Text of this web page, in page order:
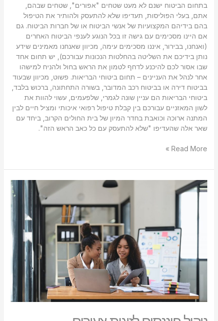
בתחום הביטוח ישנם לא מעט שטחים "אפורים", שטחים שבהם,
אתם, בעלי הפוליסות, תעדיפו שלא להתעסק ולהותיר את הטיפול
בהם בידיהם המקצועיות של אנשי הביטוח או של חברות הביטוח. גם
אם היינו מסכימים עם גישה זו בכל הנוגע לענפי הביטוח האחרים
(ואנחנו, בבירור, איננו מסכימים עימה, מכיוון שאנחנו מאמינים שידע
נותן בידיכם את השליטה בהחלטות הנכונות עבורכם), יש תחום אחד
שבו אסור לכם להיכנע לדחף לטמון את הראש בחול ולהניח למישהו
אחר לנהל את העניינים – תחום ביטוחי הבריאות. פשוט, מכיוון שבעוד
בביטוח דירה או בביטוח רכב המדובר, בשורה התחתונה, ברכוש בלבד,
ביטוחי הבריאות הם עניין שונה לגמרי, שלפעמים, עשוי להוות את
לשון המאזניים עבורכם בין קבלת טיפול רפואי איכותי ומציל חיים לבין
המתנה ארוכה וכואבת בחדר המיון של בית החולים הקרוב, ביחד עם
שאר אלה שהעדיפו "שלא להתעסק עם כל כאב הראש הזה".
Read More »
ניהול
פיננסים
צעירים